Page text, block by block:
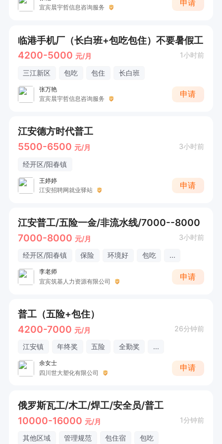
宜宾晨宇哲信息咨询服务
申请
临港手机厂（长白班+包吃包住）不要暑假工
4200-5000 元/月 1小时前
三江新区 包吃 包住 长白班
张万艳
宜宾晨宇哲信息咨询服务
申请
江安德方时代普工
5500-6500 元/月 3小时前
经开区/阳春镇
王婷婷
江安招聘网就业驿站
申请
江安普工/五险一金/非流水线/7000--8000
7000-8000 元/月 3小时前
经开区/阳春镇 保险 环境好 包吃 ...
李老师
宜宾筑基人力资源有限公司
申请
普工（五险+包住）
4200-7000 元/月 26分钟前
江安镇 年终奖 五险 全勤奖 ...
余女士
四川世大塑化有限公司
申请
俄罗斯瓦工/木工/焊工/安全员/普工
10000-16000 元/月 1分钟前
其他区域 管理规范 包住宿 包吃